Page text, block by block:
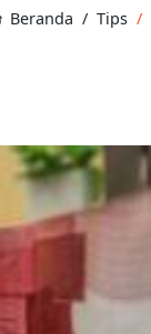
Beranda Tips